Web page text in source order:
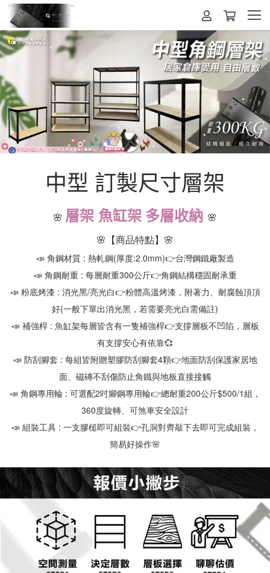
中型 訂製尺寸層架
🌸 層架 魚缸架 多層收納 🌸
🌸【商品特點】🌸
📣 角鋼材質 : 熱軋鋼(厚度:2.0mm)👉台灣鋼鐵廠製造
📣 角鋼耐重 : 每層耐重300公斤👉角鋼結構穩固耐承重
📣 粉底烤漆 : 消光黑/亮光白👉粉體高溫烤漆，附著力、耐腐蝕頂頂
好(一般下單出消光黑，若需要亮光白需備註)
📣 補強桿 : 魚缸架每層皆含有一隻補強桿👉支撐層板不凹陷，層板
有支撐安心有依靠💞
📣 防刮腳套 : 每組皆附贈塑膠防刮腳套4顆👉地面防刮保護家居地
面、磁磚不刮傷防止角鐵與地板直接接觸
📣 角鋼專用輪 : 可選配2吋腳鋼專用輪👉總耐重200公斤$500/1組，
360度旋轉、可煞車安全設計
📣 組裝工具 : 一支膠槌即可組裝👉孔洞對齊敲下去即可完成組裝，
簡易好操作🌸